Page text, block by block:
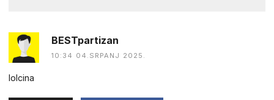
BESTpartizan
10:34 04.SRPANJ 2025.
lolcina